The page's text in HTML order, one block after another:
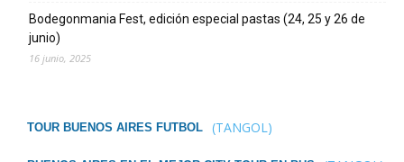
Bodegonmania Fest, edición especial pastas (24, 25 y 26 de
junio)
16 junio, 2025
TOUR BUENOS AIRES FUTBOL (TANGOL)